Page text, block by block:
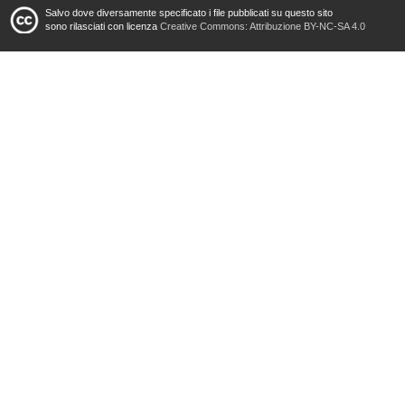
Salvo dove diversamente specificato i file pubblicati su questo sito
sono rilasciati con licenza Creative Commons: Attribuzione BY-NC-SA 4.0